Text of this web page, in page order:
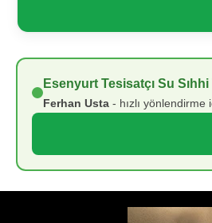
Esenyurt Tesisatçı Su
Ferhan Usta - hızlı